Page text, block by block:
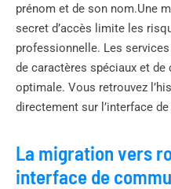
prénom et de son nom.Une
secret d’accès limite les
professionnelle. Les
de caractères spéciaux et
optimale. Vous retrouvez
directement sur l’interface
La migration vers
interface de